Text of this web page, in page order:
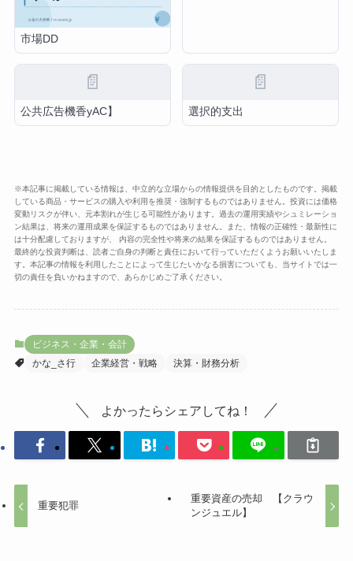
市場DD
📄
公共広告機香yAC】
📄
選択的支出
※本記事に掲載している情報は、中立的な立場からの情報提供を目的としたものです。掲載
している商品・サービスの購入や利用を推奨・強制するものではありません。投資には価格
変動リスクが伴い、元本割れが生じる可能性があります。過去の運用実績やシュミレーショ
ン結果は、将来の運用成果を保証するものではありません。また、情報の正確性・最新性に
は十分配慮しておりますが、 内容の完全性や将来の結果を保証するものではありません。
最終的な投資判断は、読者ご自身の判断と責任において行っていただくようお願いいたしま
す。本記事の情報を利用したことによって生じたいかなる損害についても、当サイトでは一
切の責任を負いかねますので、あらかじめご了承ください。
ビジネス・企業・会計
かな_さ行
企業経営・戦略 決算・財務分析
よかったらシェアしてね！
重要犯罪
重要資産の売却 【クラウ
ンジュエル】